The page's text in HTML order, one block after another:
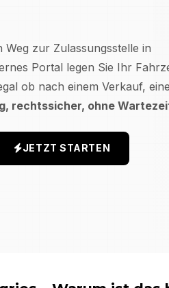
zur Zulassungsstelle in
Portal legen Sie Ihr
ob nach einem Verkauf,
rechtssicher, ohne
JETZT STARTEN